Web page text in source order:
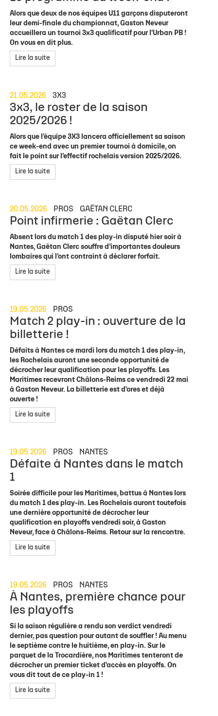
Alors que deux de nos équipes U11 garçons disputeront
leur demi-finale du championnat, Gaston Neveur
accueillera un tournoi 3x3 qualificatif pour l'Urban PB !
On vous en dit plus.
Lire la suite
21.05.2026 3X3
3x3, le roster de la saison
2025/2026 !
Alors que l’équipe 3X3 lancera officiellement sa saison
ce week-end avec un premier tournoi à domicile, on
fait le point sur l’effectif rochelais version 2025/2026.
Lire la suite
20.05.2026 PROS GAËTAN CLERC
Point infirmerie : Gaëtan Clerc
Absent lors du match 1 des play-in disputé hier soir à
Nantes, Gaëtan Clerc souffre d’importantes douleurs
lombaires qui l’ont contraint à déclarer forfait.
Lire la suite
19.05.2026 PROS
Match 2 play-in : ouverture de la
billetterie !
Défaits à Nantes ce mardi lors du match 1 des play-in,
les Rochelais auront une seconde opportunité de
décrocher leur qualification pour les playoffs. Les
Maritimes recevront Châlons-Reims ce vendredi 22 mai
à Gaston Neveur. La billetterie est d'ores et déjà
ouverte !
Lire la suite
19.05.2026 PROS NANTES
Défaite à Nantes dans le match
1
Soirée difficile pour les Maritimes, battus à Nantes lors
du match 1 des play-in. Les Rochelais auront toutefois
une dernière opportunité de décrocher leur
qualification en playoffs vendredi soir, à Gaston
Neveur, face à Châlons-Reims. Retour sur la rencontre.
Lire la suite
19.05.2026 PROS NANTES
À Nantes, première chance pour
les playoffs
Si la saison régulière a rendu son verdict vendredi
dernier, pas question pour autant de souffler ! Au menu
le septième contre le huitième, en play-in. Sur le
parquet de la Trocardière, nos Maritimes tenteront de
décrocher un premier ticket d'accès en playoffs. On
vous dit tout de ce play-in 1 !
Lire la suite